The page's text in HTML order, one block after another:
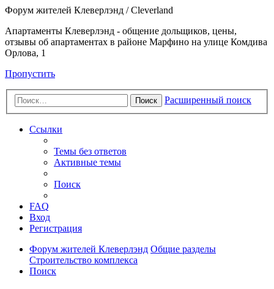
Форум жителей Клеверлэнд / Cleverland
Апартаменты Клеверлэнд - общение дольщиков, цены,
отзывы об апартаментах в районе Марфино на улице Комдива
Орлова, 1
Пропустить
Поиск Расширенный поиск
Ссылки
Темы без ответов
Активные темы
Поиск
FAQ
Вход
Регистрация
Форум жителей Клеверлэнд Общие разделы
Строительство комплекса
Поиск